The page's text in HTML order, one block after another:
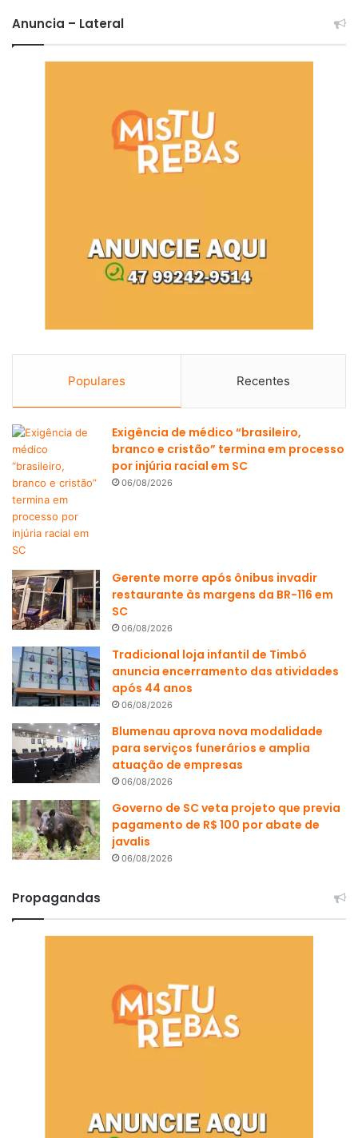
Anuncia – Lateral
Populares Recentes
Exigência de médico “brasileiro,
branco e cristão” termina em processo
por injúria racial em SC
06/08/2026
Gerente morre após ônibus invadir
restaurante às margens da BR-116 em
SC
06/08/2026
Tradicional loja infantil de Timbó
anuncia encerramento das atividades
após 44 anos
06/08/2026
Blumenau aprova nova modalidade
para serviços funerários e amplia
atuação de empresas
06/08/2026
Governo de SC veta projeto que previa
pagamento de R$ 100 por abate de
javalis
06/08/2026
Propagandas